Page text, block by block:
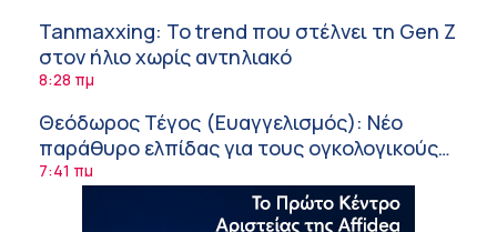
Tanmaxxing: To trend που στέλνει τη Gen Z
στον ήλιο χωρίς αντηλιακό
8:28 πμ
Θεόδωρος Τέγος (Ευαγγελισμός): Νέο
παράθυρο ελπίδας για τους ογκολογικούς
ασθενείς μέσω κλινικών δοκιμών
7:41 πμ
Ασφάλεια στο νερό: 8 χρήσιμες οδηγίες